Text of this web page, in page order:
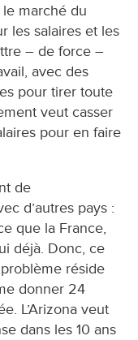
marché du
les salaires et les
– de force –
avec des
pour tirer toute
veut casser
pour en faire
de
d’autres pays :
que la France,
déjà. Donc, ce
réside
donner 24
L’Arizona veut
dans les 10 ans